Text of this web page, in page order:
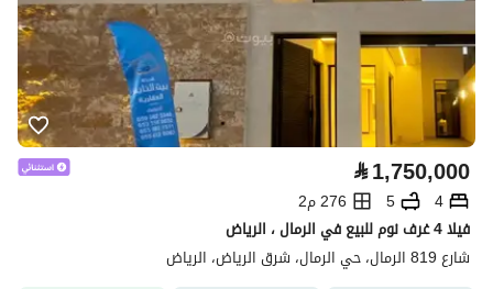
⃁1,750,000
4
5
276 م2
فيلا 4 غرف نوم للبيع في الرمال ، الرياض
شارع 819 الرمال، حي الرمال، شرق الرياض، الرياض